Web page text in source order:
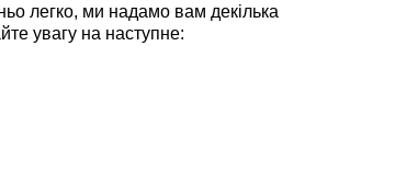
легко, ми надамо вам декілька
увагу на наступне: